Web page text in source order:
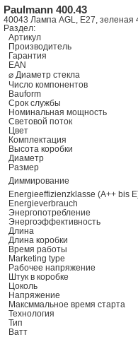
Paulmann 400.43
40043 Лампа AGL, E27, зеленая
Раздел:
Артикул
Производитель
Гарантия
EAN
⌀ Диаметр стекла
Число компонентов
Bauform
Срок службы
Номинальная мощность
Световой поток
Цвет
Комплектация
Высота коробки
Диаметр
Размер
Диммирование
Energieeffizienzklasse (A++ bis
Energieverbrauch
Энергопотребление
Энергоэффективность
Длина
Длина коробки
Время работы
Marketing type
Рабочее напряжение
Штук в коробке
Цоколь
Напряжение
Максммальное время старта
Технология
Тип
Ватт